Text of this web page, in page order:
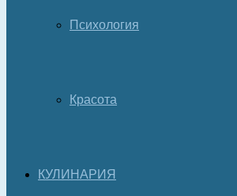
Психология
Красота
КУЛИНАРИЯ